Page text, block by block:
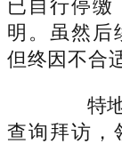
已自行停缴
明。虽然后
但终因不合
特地
查询拜访，